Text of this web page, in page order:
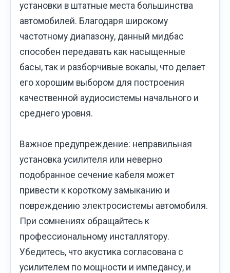
установки в штатные места большинства
автомобилей. Благодаря широкому
частотному диапазону, данный мидбас
способен передавать как насыщенные
басы, так и разборчивые вокалы, что делает
его хорошим выбором для построения
качественной аудиосистемы начального и
среднего уровня.
Важное предупреждение: неправильная
установка усилителя или неверно
подобранное сечение кабеля может
привести к короткому замыканию и
повреждению электросистемы автомобиля.
При сомнениях обращайтесь к
профессиональному инсталлятору.
Убедитесь, что акустика согласована с
усилителем по мощности и импедансу, и